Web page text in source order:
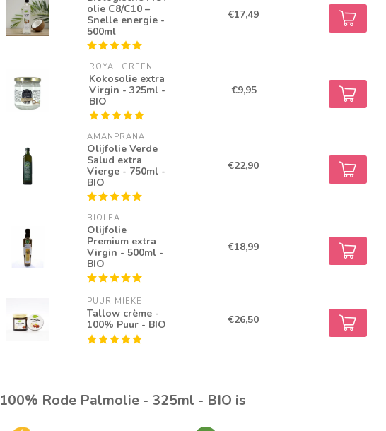
olie C8/C10 –
Snelle energie -
500ml
€17,49
ROYAL GREEN
Kokosolie extra
Virgin - 325ml -
BIO
€9,95
AMANPRANA
Olijfolie Verde
Salud extra
Vierge - 750ml -
BIO
€22,90
BIOLEA
Olijfolie
Premium extra
Virgin - 500ml -
BIO
€18,99
PUUR MIEKE
Tallow crème -
100% Puur - BIO
€26,50
100% Rode Palmolie - 325ml - BIO is